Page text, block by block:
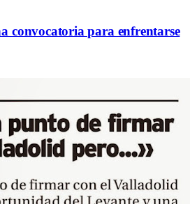
convocatoria para enfrentarse